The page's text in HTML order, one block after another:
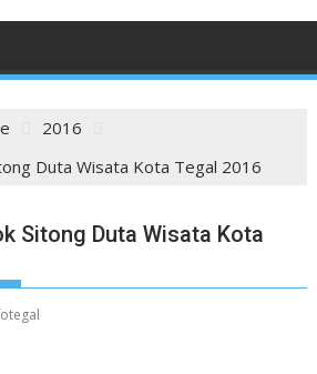
2016
Duta Wisata Kota Tegal 2016
Sitong Duta Wisata Kota